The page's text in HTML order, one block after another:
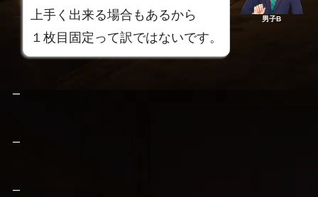
上手く出来る場合もあるから
１枚目固定って訳ではないです。
男子B
–
–
–